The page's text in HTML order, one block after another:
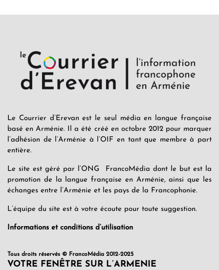
Le Courrier d’Erevan est le seul média en langue française
basé en Arménie. Il a été créé en octobre 2012 pour marquer
l’adhésion de l’Arménie à l’OIF en tant que membre à part
entière.
Le site est géré par l’ONG FrancoMédia dont le but est la
promotion de la langue française en Arménie, ainsi que les
échanges entre l’Arménie et les pays de la Francophonie.
L’équipe du site est à votre écoute pour toute suggestion.
Informations et conditions d’utilisation
Tous droits réservés © FrancoMédia 2012-2025
VOTRE FENÊTRE SUR L’ARMENIE